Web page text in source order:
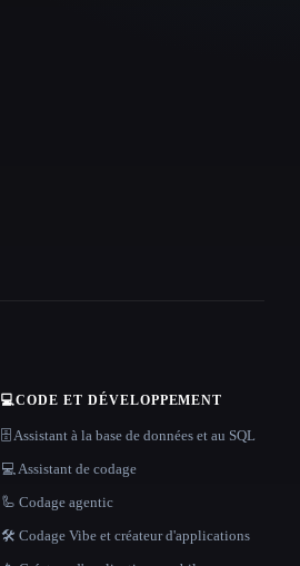
💻CODE ET DÉVELOPPEMENT
🗄️ Assistant à la base de données et au SQL
💻 Assistant de codage
🦾 Codage agentic
🛠️ Codage Vibe et créateur d'applications